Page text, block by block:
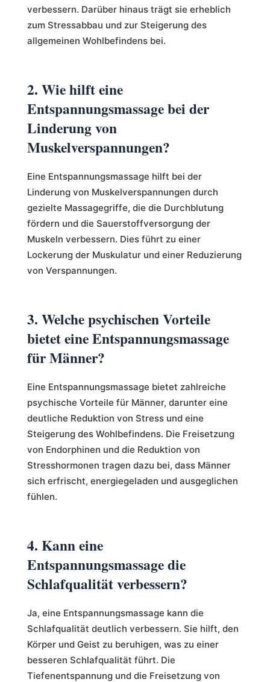
verbessern. Darüber hinaus trägt sie erheblich
zum Stressabbau und zur Steigerung des
allgemeinen Wohlbefindens bei.
2. Wie hilft eine
Entspannungsmassage bei der
Linderung von
Muskelverspannungen?
Eine Entspannungsmassage hilft bei der
Linderung von Muskelverspannungen durch
gezielte Massagegriffe, die die Durchblutung
fördern und die Sauerstoffversorgung der
Muskeln verbessern. Dies führt zu einer
Lockerung der Muskulatur und einer Reduzierung
von Verspannungen.
3. Welche psychischen Vorteile
bietet eine Entspannungsmassage
für Männer?
Eine Entspannungsmassage bietet zahlreiche
psychische Vorteile für Männer, darunter eine
deutliche Reduktion von Stress und eine
Steigerung des Wohlbefindens. Die Freisetzung
von Endorphinen und die Reduktion von
Stresshormonen tragen dazu bei, dass Männer
sich erfrischt, energiegeladen und ausgeglichen
fühlen.
4. Kann eine
Entspannungsmassage die
Schlafqualität verbessern?
Ja, eine Entspannungsmassage kann die
Schlafqualität deutlich verbessern. Sie hilft, den
Körper und Geist zu beruhigen, was zu einer
besseren Schlafqualität führt. Die
Tiefenentspannung und die Freisetzung von